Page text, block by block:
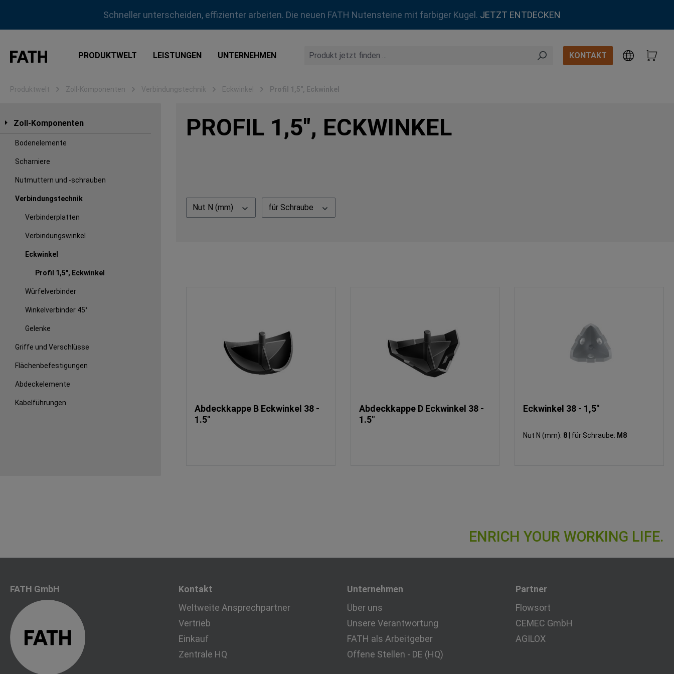
Zur Hauptnavigation springenSchneller unterscheiden, effizienter arbeiten. Die neuen FATH Nutensteine mit farbiger Kugel. JETZT ENTDECKEN
PRODUKTWELT LEISTUNGEN UNTERNEHMEN KONTAKT
Produktwelt Zoll-Komponenten Verbindungstechnik Eckwinkel Profil 1,5", Eckwinkel
Zoll-Komponenten
Bodenelemente
Scharniere
Nutmuttern und -schrauben
Verbindungstechnik
Verbinderplatten
Verbindungswinkel
Eckwinkel
Profil 1,5", Eckwinkel
Würfelverbinder
Winkelverbinder 45°
Gelenke
Griffe und Verschlüsse
Flächenbefestigungen
Abdeckelemente
Kabelführungen
PROFIL 1,5", ECKWINKEL
Nut N (mm) für Schraube
Abdeckkappe B Eckwinkel 38 -
1.5"
Abdeckkappe D Eckwinkel 38 -
1.5"
Eckwinkel 38 - 1,5"
Nut N (mm): 8 für Schraube: M8
FATH GmbH
Kontakt
Weltweite Ansprechpartner
Vertrieb
Einkauf
Zentrale HQ
Unternehmen
Über uns
Unsere Verantwortung
FATH als Arbeitgeber
Offene Stellen - DE (HQ)
Partner
Flowsort
CEMEC GmbH
AGILOX